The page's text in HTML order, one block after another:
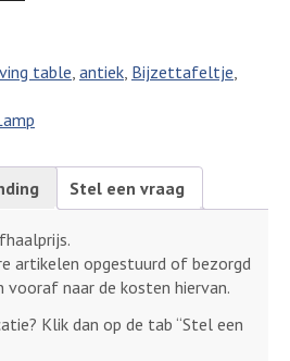
table, antiek, Bijzettafeltje,
Stel een vraag
artikelen opgestuurd of bezorgd
vooraf naar de kosten hiervan.
Klik dan op de tab “Stel een